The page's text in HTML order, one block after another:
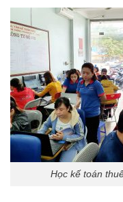
Học kế toán